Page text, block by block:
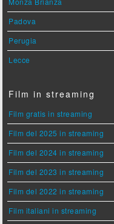
Padova
Perugia
Lecce
Film in streaming
Film gratis in streaming
Film del 2025 in streaming
Film del 2024 in streaming
Film del 2023 in streaming
Film del 2022 in streaming
Film italiani in streaming